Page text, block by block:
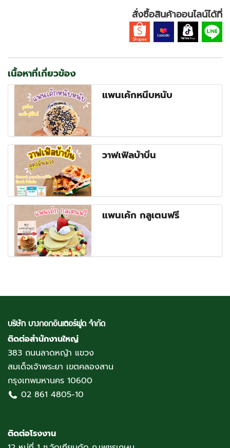
สั่งซื้อสินค้าออนไลน์ได้ที่
เนื้อหาที่เกี่ยวข้อง
แพนเค้กหนึบหนับ
วาฟเฟิลบ้าบิ่น
แพนเค้ก กลูเตนฟรี
บริษัท บางกอกอินเตอร์ฟูด จำกัด
ติดต่อสำนักงานใหญ่
383 ถนนลาดหญ้า แขวง
สมเด็จเจ้าพระยา เขตคลองสาน
กรุงเทพมหานคร 10600
02 861 4805-10
ติดต่อโรงงาน